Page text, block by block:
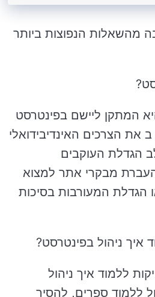
מהשאלות הנפוצות ביותר
המתקן ליישם בפינטרסט
את הצרכים האינדיבידואלי
הגדלת העוקבים
העברת מבקרי אתר למצוא
הגדלת המעורבות בסיכות
איך ניהול בפינטרסט?
ללמוד איך ניהול
ללמוד ספרים, להסיר